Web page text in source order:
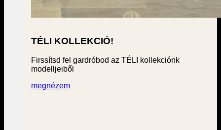
TÉLI KOLLEKCIÓ!
Firssítsd fel gardróbod az TÉLI kollekciónk
modelljeiből
megnézem